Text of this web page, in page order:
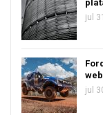
jul 31
jul